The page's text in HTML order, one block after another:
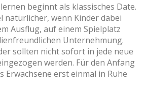
beginnt als klassisches Date.
natürlicher, wenn Kinder dabei
Ausflug, auf einem Spielplatz
Unternehmung.
sollten nicht sofort in jede neue
werden. Für den Anfang
Erwachsene erst einmal in Ruhe